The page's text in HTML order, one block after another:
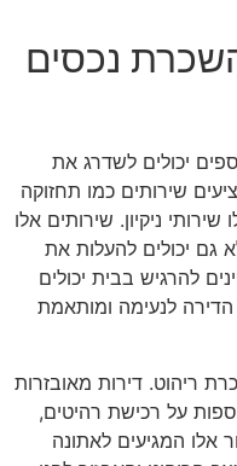
נכסים
יכולים לשדרג את
שירותים כמו תחזוקה
ניקיון. שירותים אלו
גם יכולים להעלות את
להרגיש בבית יכולים
הדירה לנעימה ומותאמת
ריהוט. דירות מאובזרות
על רכישת רהיטים,
אלו המגיעים לאתונה